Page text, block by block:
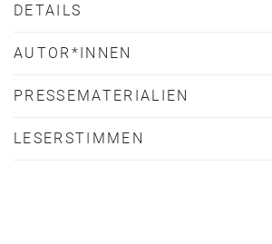
DETAILS
AUTOR*INNEN
PRESSEMATERIALIEN
LESERSTIMMEN